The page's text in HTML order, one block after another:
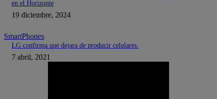
en el Horizonte
19 diciembre, 2024
SmartPhones
LG confirma que dejara de producir celulares.
7 abril, 2021